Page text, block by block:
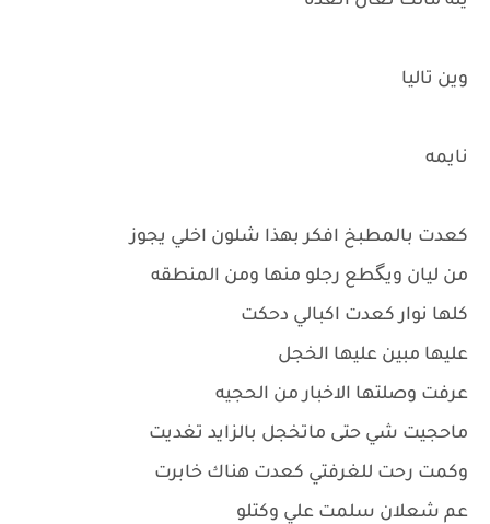
وين تاليا
نايمه
كعدت بالمطبخ افكر بهذا شلون اخلي يجوز
من ليان ويگطع رجلو منها ومن المنطقه
كلها نوار كعدت اكبالي دحكت
عليها مبين عليها الخجل
عرفت وصلتها الاخبار من الحجيه
ماحجيت شي حتى ماتخجل بالزايد تغديت
وكمت رحت للغرفتي كعدت هناك خابرت
عم شعلان سلمت علي وكتلو